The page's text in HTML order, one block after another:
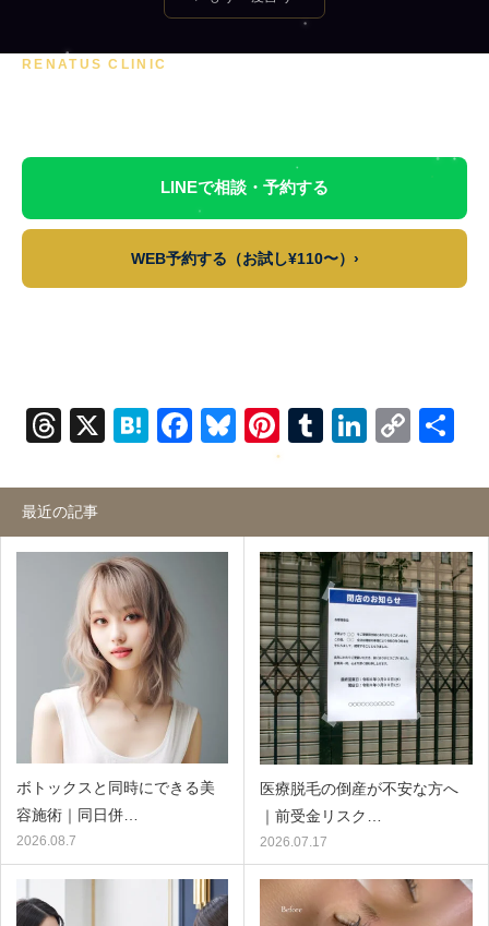
RENATUS CLINIC
LINEで相談・予約する
WEB予約する（お試し¥110〜）›
Threads
X Hatena
Facebook
Bluesky
Pinterest
Tumblr
最近の記事
ボトックスと同時にできる美
容施術｜同日併…
2026.08.7
医療脱毛の倒産が不安な方へ
｜前受金リスク…
2026.07.17